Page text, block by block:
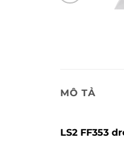
MÔ TẢ
LS2 FF353